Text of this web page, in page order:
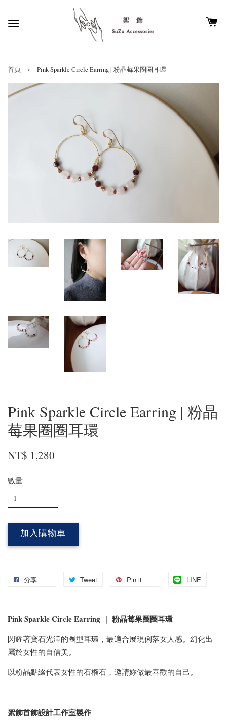
首頁 › Pink Sparkle Circle Earring | 粉晶莓果圈圈耳環
Pink Sparkle Circle Earring | 粉晶
莓果圈圈耳環
NT$ 1,280
數量
加入購物車
分享 Tweet Pin it LINE
Pink Sparkle Circle Earring ｜ 粉晶莓果圈圈耳環
閃耀著寶石光澤的圈型耳環，最適合展現俐落女人感。幻化出
屬於女性的自信美。
以粉晶點綴代表女性的石榴石，邀請妳做最喜歡的自己。
絮飾首飾設計工作室製作